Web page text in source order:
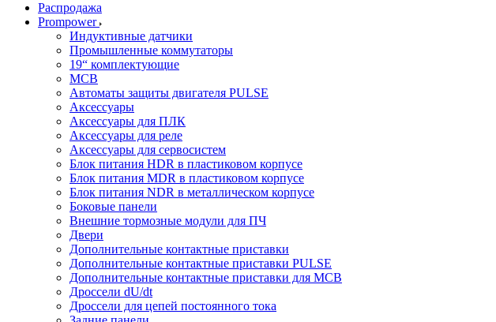
Распродажа
Prompower
Индуктивные датчики
Промышленные коммутаторы
19“ комплектующие
MCB
Автоматы защиты двигателя PULSE
Аксессуары
Аксессуары для ПЛК
Аксессуары для реле
Аксессуары для сервосистем
Блок питания HDR в пластиковом корпусе
Блок питания MDR в пластиковом корпусе
Блок питания NDR в металлическом корпусе
Боковые панели
Внешние тормозные модули для ПЧ
Двери
Дополнительные контактные приставки
Дополнительные контактные приставки PULSE
Дополнительные контактные приставки для MCB
Дроссели dU/dt
Дроссели для цепей постоянного тока